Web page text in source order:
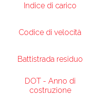
Indice di carico
Codice di velocità
Battistrada residuo
DOT - Anno di
costruzione